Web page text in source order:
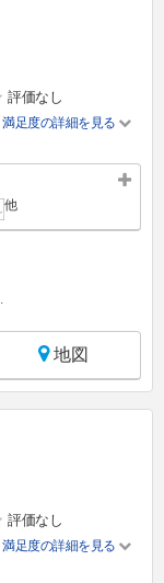
評価なし
満足度の詳細を見る
他
地図
評価なし
満足度の詳細を見る